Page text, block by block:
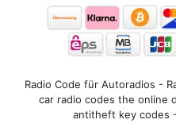
Radio Code für Autoradios -
car radio codes the online
antitheft key codes